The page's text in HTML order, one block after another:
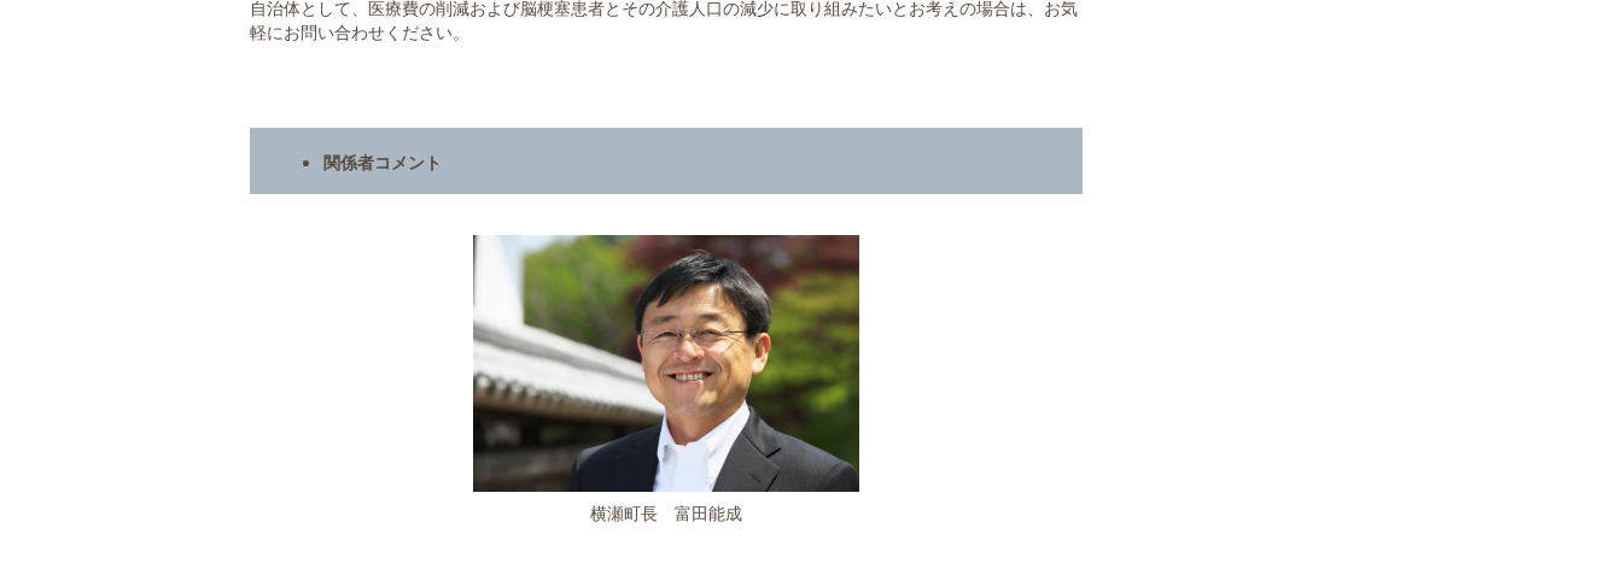
自治体として、医療費の削減および脳梗塞患者とその介護人口の減少に取り組みたいとお考えの場合は、お気
軽にお問い合わせください。
関係者コメント
横瀬町長 富田能成